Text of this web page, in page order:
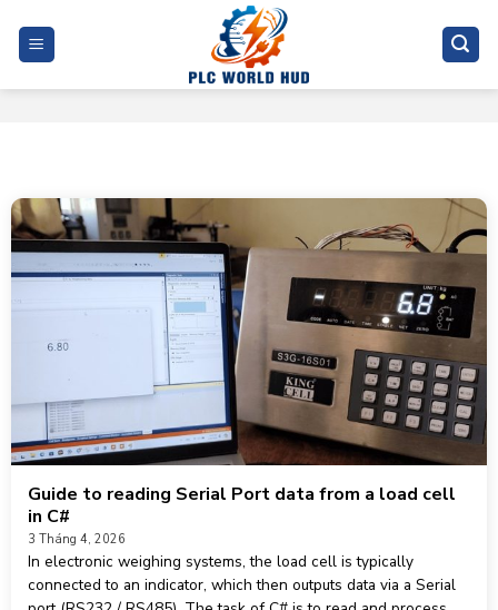
content
Guide to reading Serial Port data from a load cell
in C#
3 Tháng 4, 2026
In electronic weighing systems, the load cell is typically
connected to an indicator, which then outputs data via a Serial